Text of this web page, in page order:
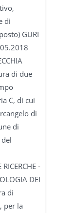
di
GURI
di due
C, di cui
di
di
-
DEI
di
per la